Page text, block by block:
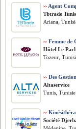
›› Agent
Tbtrade
Ariana,
›› Femme de
Hôtel Le
Tozeur,
›› Des
Altaservice
Tunis, Tunisie
››
Société